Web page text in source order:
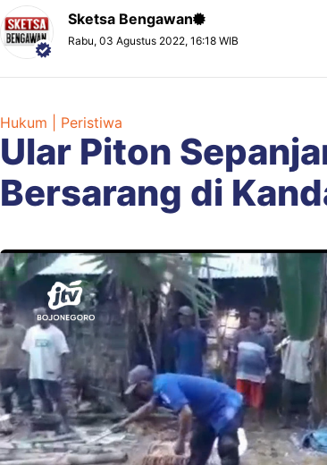
Sketsa Bengawan
Rabu, 03 Agustus 2022, 16:18 WIB
Hukum | Peristiwa
Ular Piton
Bersarang di